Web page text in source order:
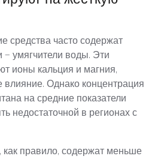
часто содержат
умягчители воды. Эти
ионы кальция и магния,
влияние. Однако концентрация
на средние показатели
недостаточной в регионах с
правило, содержат меньше